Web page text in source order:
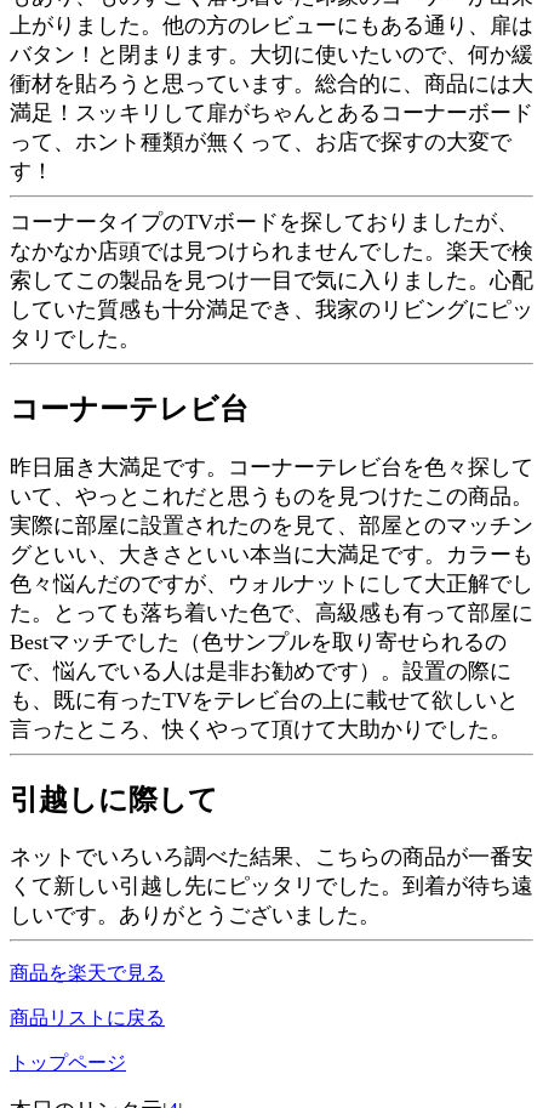
上がりました。他の方のレビューにもある通り、扉は
バタン！と閉まります。大切に使いたいので、何か緩
衝材を貼ろうと思っています。総合的に、商品には大
満足！スッキリして扉がちゃんとあるコーナーボード
って、ホント種類が無くって、お店で探すの大変で
す！
コーナータイプのTVボードを探しておりましたが、
なかなか店頭では見つけられませんでした。楽天で検
索してこの製品を見つけ一目で気に入りました。心配
していた質感も十分満足でき、我家のリビングにピッ
タリでした。
コーナーテレビ台
昨日届き大満足です。コーナーテレビ台を色々探して
いて、やっとこれだと思うものを見つけたこの商品。
実際に部屋に設置されたのを見て、部屋とのマッチン
グといい、大きさといい本当に大満足です。カラーも
色々悩んだのですが、ウォルナットにして大正解でし
た。とっても落ち着いた色で、高級感も有って部屋に
Bestマッチでした（色サンプルを取り寄せられるの
で、悩んでいる人は是非お勧めです）。設置の際に
も、既に有ったTVをテレビ台の上に載せて欲しいと
言ったところ、快くやって頂けて大助かりでした。
引越しに際して
ネットでいろいろ調べた結果、こちらの商品が一番安
くて新しい引越し先にピッタリでした。到着が待ち遠
しいです。ありがとうございました。
商品を楽天で見る
商品リストに戻る
トップページ